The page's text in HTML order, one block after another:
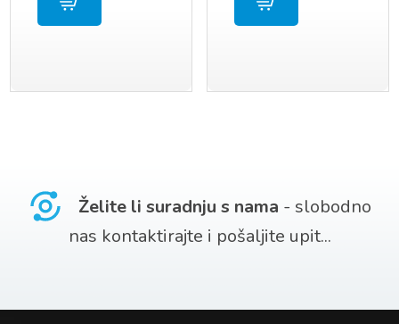
Želite li suradnju s nama - slobodno
nas kontaktirajte i pošaljite upit...